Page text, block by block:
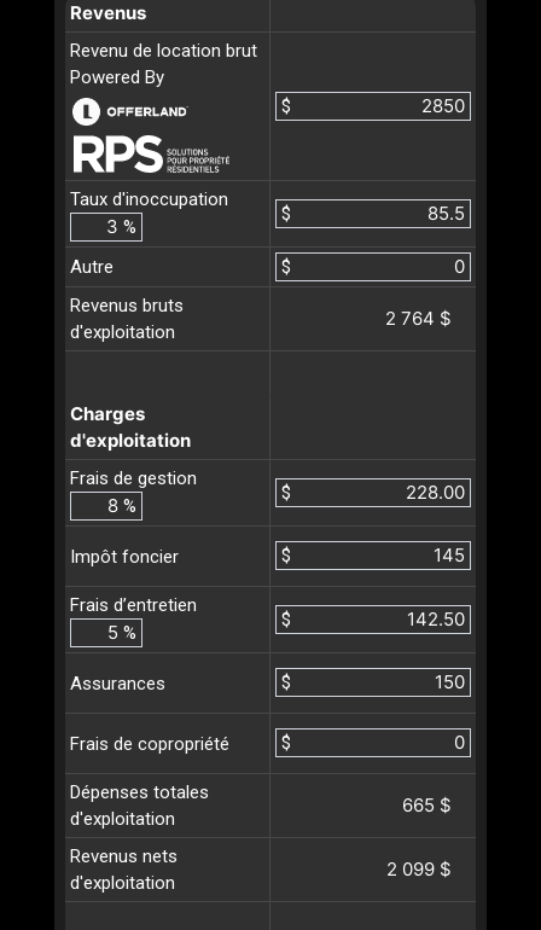
Revenus
Revenu de location brut
Powered By
$
Taux d'inoccupation
%
$
Autre
$
Revenus bruts
d'exploitation
2 764 $
Charges
d'exploitation
Frais de gestion
%
$
Impôt foncier $
Frais d’entretien
%
$
Assurances $
Frais de copropriété $
Dépenses totales
d'exploitation
665 $
Revenus nets
d'exploitation
2 099 $